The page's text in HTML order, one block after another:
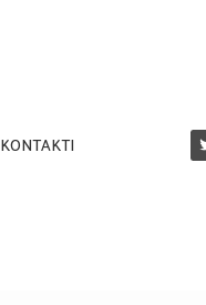
KONTAKTI